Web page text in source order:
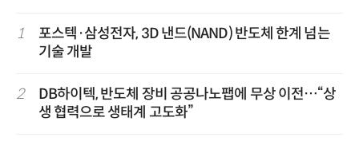
1
포스텍·삼성전자, 3D 낸드(NAND) 반도체 한계 넘는
기술 개발
2
DB하이텍, 반도체 장비 공공나노팹에 무상 이전…“상
생 협력으로 생태계 고도화”